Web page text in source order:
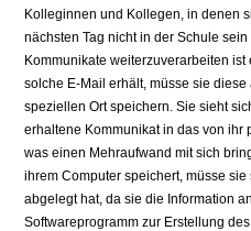
Kolleginnen und Kollegen, in denen
nächsten Tag nicht in der Schule
Kommunikate weiterzuverarbeiten
solche E-Mail erhält, müsse sie
speziellen Ort speichern. Sie sieht
erhaltene Kommunikat in das von ihr
was einen Mehraufwand mit sich
ihrem Computer speichert, müsse
abgelegt hat, da sie die Information
Softwareprogramm zur Erstellung